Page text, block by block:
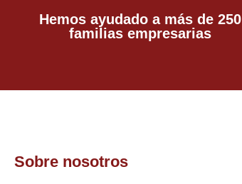
Hemos ayudado a más de 250
familias empresarias
Sobre nosotros